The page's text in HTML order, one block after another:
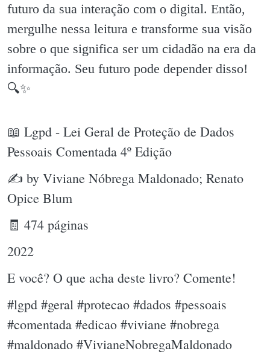
futuro da sua interação com o digital. Então,
mergulhe nessa leitura e transforme sua visão
sobre o que significa ser um cidadão na era da
informação. Seu futuro pode depender disso!
🔍✨️
📖 Lgpd - Lei Geral de Proteção de Dados
Pessoais Comentada 4º Edição
✍ by Viviane Nóbrega Maldonado; Renato
Opice Blum
🧾 474 páginas
2022
E você? O que acha deste livro? Comente!
#lgpd #geral #protecao #dados #pessoais
#comentada #edicao #viviane #nobrega
#maldonado #VivianeNobregaMaldonado